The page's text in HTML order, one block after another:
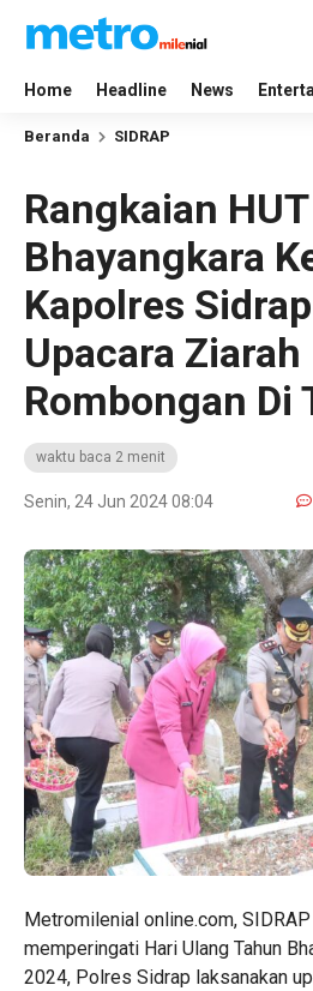
Home Headline News
Beranda SIDRAP
Rangkaian HUT
Bhayangkara
Kapolres
Upacara Ziarah
Rombongan Di
waktu baca 2 menit
Senin, 24 Jun 2024 08:04
Metromilenial online.com,
memperingati Hari Ulang Tahun
2024, Polres Sidrap laksanakan